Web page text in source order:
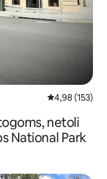
Vidutinis
4,98 (153)
netoli
National Park